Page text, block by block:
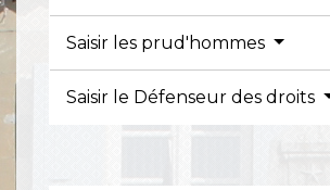
Saisir les prud'hommes
Saisir le Défenseur des droits